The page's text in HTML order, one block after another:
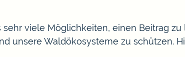
sehr viele Möglichkeiten, einen Beitrag
unsere Waldökosysteme zu schützen.